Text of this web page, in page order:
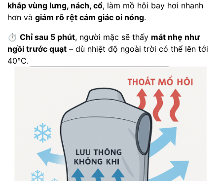
khắp vùng lưng, nách, cổ, làm mồ hôi bay hơi nhanh
hơn và giảm rõ rệt cảm giác oi nóng.
⏱️ Chỉ sau 5 phút, người mặc sẽ thấy mát nhẹ như
ngồi trước quạt – dù nhiệt độ ngoài trời có thể lên tới
40°C.